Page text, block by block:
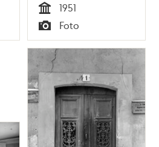
Tid
1951
Typ
Foto